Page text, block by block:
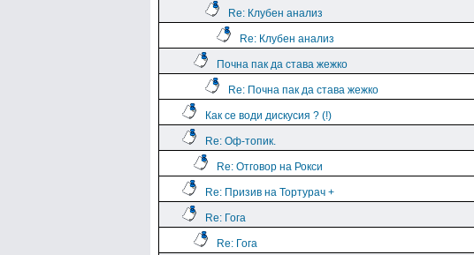
Re: Клубен анализ
Re: Клубен анализ
Почна пак да става жежко
Re: Почна пак да става жежко
Как се води дискусия ? (!)
Re: Оф-топик.
Re: Отговор на Рокси
Re: Призив на Тортурач +
Re: Гога
Re: Гога